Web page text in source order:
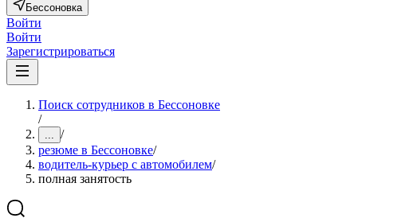
Бессоновка
Войти
Войти
Зарегистрироваться
Поиск сотрудников в Бессоновке
/
... /
резюме в Бессоновке/
водитель-курьер с автомобилем/
полная занятость